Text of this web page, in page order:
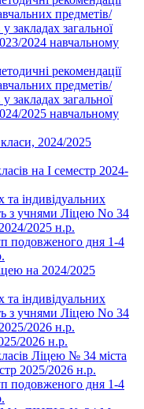
предметів/
закладах загальної
2024 навчальному
рекомендації
предметів/
закладах загальної
2025 навчальному
2024/2025
на І семестр 2024-
індивідуальних
з учнями Ліцею No 34
2025 н.р.
подовженого дня 1-4
на 2024/2025
індивідуальних
з учнями Ліцею No 34
2026 н.р.
2026 н.р.
Ліцею № 34 міста
2025/2026 н.р.
подовженого дня 1-4